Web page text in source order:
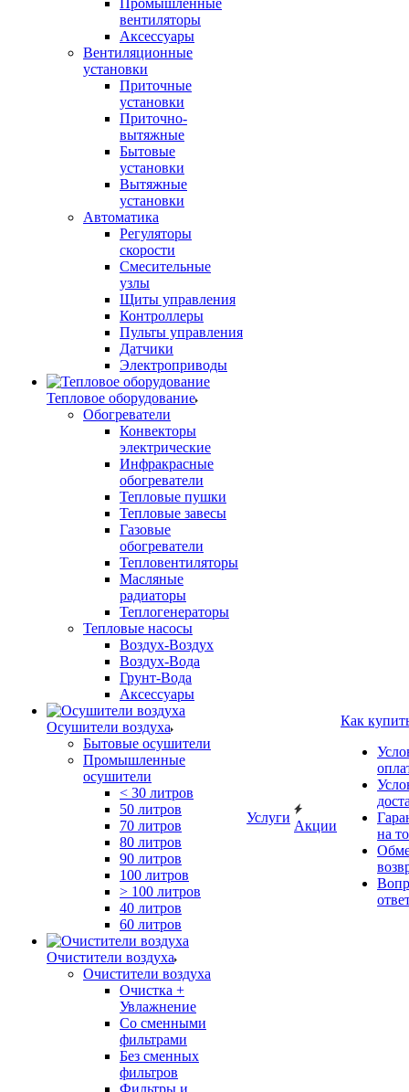
Промышленные
вентиляторы
Аксессуары
Вентиляционные
установки
Приточные
установки
Приточно-
вытяжные
Бытовые
установки
Вытяжные
установки
Автоматика
Регуляторы
скорости
Смесительные
узлы
Щиты управления
Контроллеры
Пульты управления
Датчики
Электроприводы
Тепловое оборудование
Обогреватели
Конвекторы
электрические
Инфракрасные
обогреватели
Тепловые пушки
Тепловые завесы
Газовые
обогреватели
Тепловентиляторы
Масляные
радиаторы
Теплогенераторы
Тепловые насосы
Воздух-Воздух
Воздух-Вода
Грунт-Вода
Аксессуары
Осушители воздуха
Бытовые осушители
Промышленные
осушители
< 30 литров
50 литров
70 литров
80 литров
90 литров
100 литров
> 100 литров
40 литров
60 литров
Очистители воздуха
Очистители воздуха
Очистка +
Увлажнение
Cо сменными
фильтрами
Без сменных
фильтров
Фильтры и
Услуги
Акции
Как
на